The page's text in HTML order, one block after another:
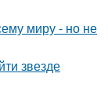
миру - но не
звезде